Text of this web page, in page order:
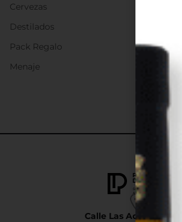
Calle Las Adelfas Nº6-B
Cervezas
Destilados
Pack Regalo
Menaje